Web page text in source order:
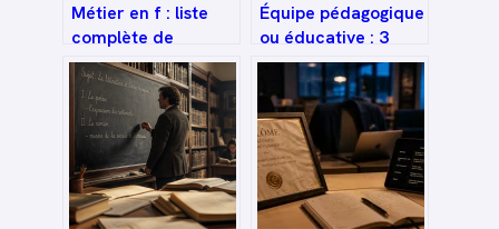
Métier en f : liste
complète de
métiers qui
commencent par f
Équipe pédagogique
ou éducative : 3
différences
majeures pour ne
plus les confondre